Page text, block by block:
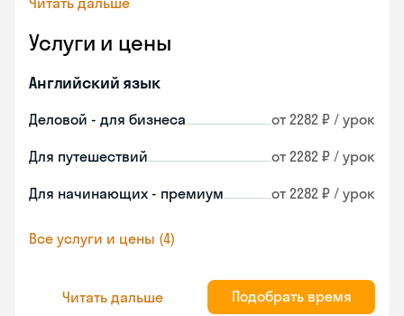
Услуги и цены
Английский язык
Деловой - для бизнеса от 2282 ₽ / урок
Для путешествий от 2282 ₽ / урок
Для начинающих - премиум от 2282 ₽ / урок
Все услуги и цены (4)
Читать дальше Подобрать время